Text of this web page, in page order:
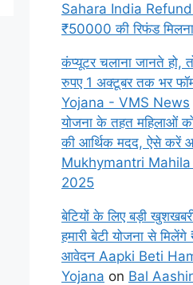
Sahara India Refund
₹50000 की रिफंड
कंप्यूटर चलाना जानते हो,
रुपए 1 अक्टूबर तक भर
Yojana - VMS News
योजना के तहत महिलाओं
की आर्थिक मदद, ऐसे करें
Mukhymantri
2025
बेटियों के लिए बड़ी
हमारी बेटी योजना से
आवेदन Aapki Beti
Yojana on Bal